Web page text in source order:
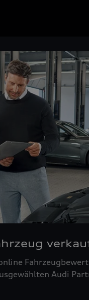
Audi